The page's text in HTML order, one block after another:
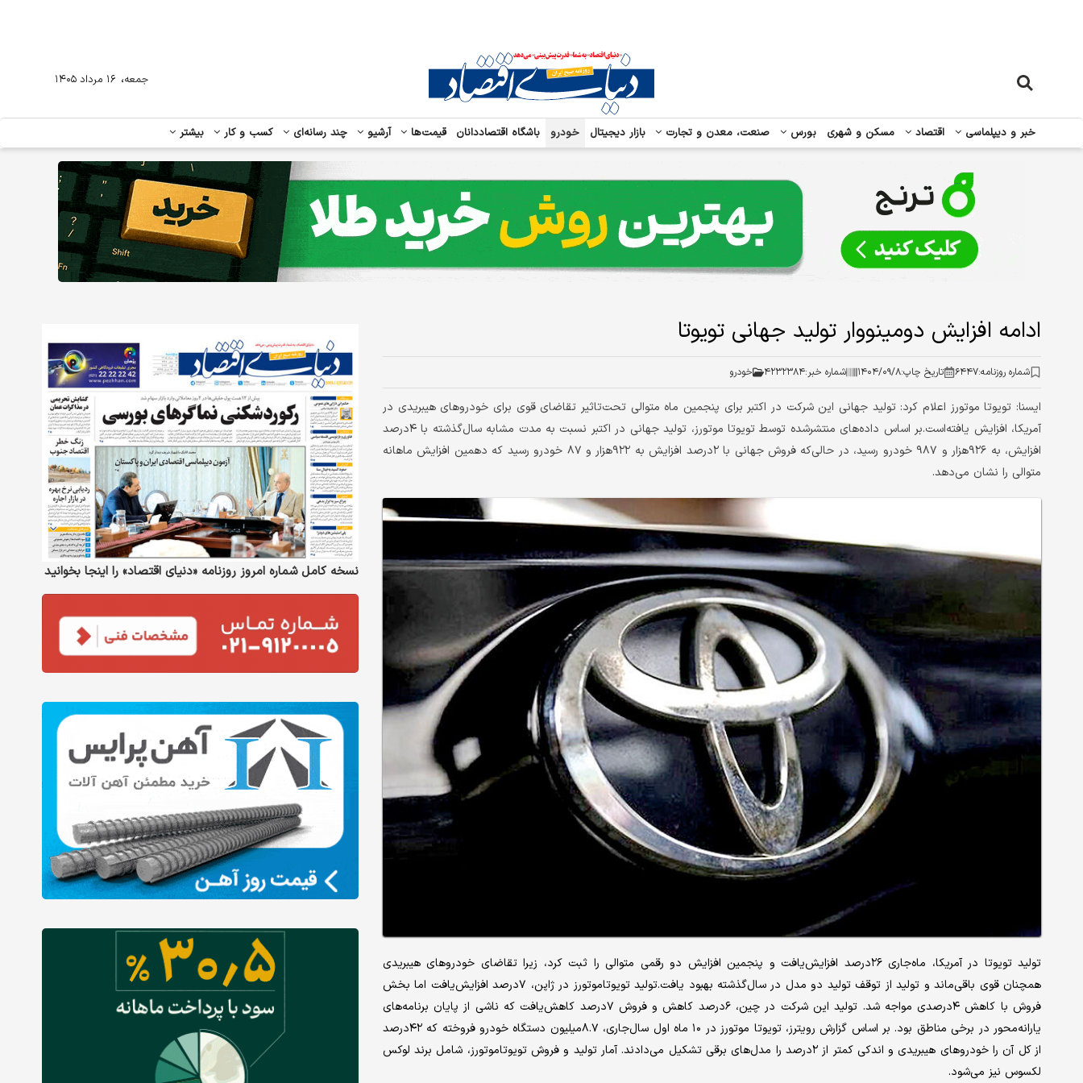
خبر و دیپلماسی اقتصاد مسکن و شهری بورس صنعت، معدن و تجارت بازار دیجیتال خودرو باشگاه اقتصاددانان قیمت‌ها آرشیو چند رسانه‌ای کسب و کار بیشتر
جمعه، ۱۶ مرداد ۱۴۰۵
ادامه افزایش دومینووار تولید جهانی تویوتا
شماره روزنامه:۶۴۴۷ تاریخ چاپ:۱۴۰۴/۰۹/۸ شماره خبر:۴۲۳۲۳۸۴ خودرو
ایسنا: تویوتا موتورز اعلام کرد: تولید جهانی این شرکت در اکتبر برای پنجمین ماه متوالی تحت‌تاثیر تقاضای قوی برای خودروهای هیبریدی در
آمریکا، افزایش ‌یافته‌است.بر اساس داده‌های منتشرشده توسط تویوتا موتورز، تولید جهانی در اکتبر نسبت به مدت مشابه سال‌گذشته با ۴درصد
افزایش، به ۹۲۶‌هزار و ۹۸۷ خودرو رسید، در حالی‌که فروش جهانی با ۲‌درصد افزایش به ۹۲۲‌هزار و ۸۷ خودرو رسید ‌که دهمین افزایش ماهانه
متوالی را نشان می‌دهد.
تولید تویوتا در آمریکا، ماه‌جاری ۲۶‌درصد افزایش‌یافت و پنجمین افزایش دو رقمی متوالی را ثبت کرد، زیرا تقاضای خودروهای هیبریدی
همچنان قوی باقی‌ماند و تولید از توقف تولید دو مدل در سال‌گذشته بهبود یافت.تولید تویوتاموتورز در ژاپن، ۷‌درصد افزایش‌یافت اما بخش
فروش با کاهش ۴‌درصدی مواجه شد. تولید این شرکت در چین، ۶‌درصد کاهش و فروش ۷‌درصد کاهش‌یافت که ناشی از پایان برنامه‌های
یارانه‌‌‌‌‌محور در برخی مناطق بود. بر اساس گزارش رویترز، تویوتا موتورز در ۱۰ ماه اول سال‌جاری، ۸.۷‌میلیون دستگاه خودرو فروخته که ۴۲‌درصد
از کل آن را خودروهای هیبریدی و اندکی کمتر از ۲‌درصد را مدل‌های برقی تشکیل می‌دادند. آمار تولید و فروش تویوتاموتورز، شامل برند لوکس
لکسوس نیز می‌شود.
نسخه کامل شماره امروز روزنامه «دنیای‌ اقتصاد» را اینجا بخوانید